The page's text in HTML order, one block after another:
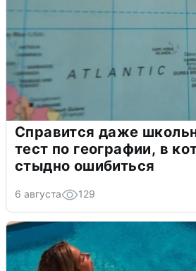
Справится даже
тест по географии, в
стыдно ошибиться
6 августа 129